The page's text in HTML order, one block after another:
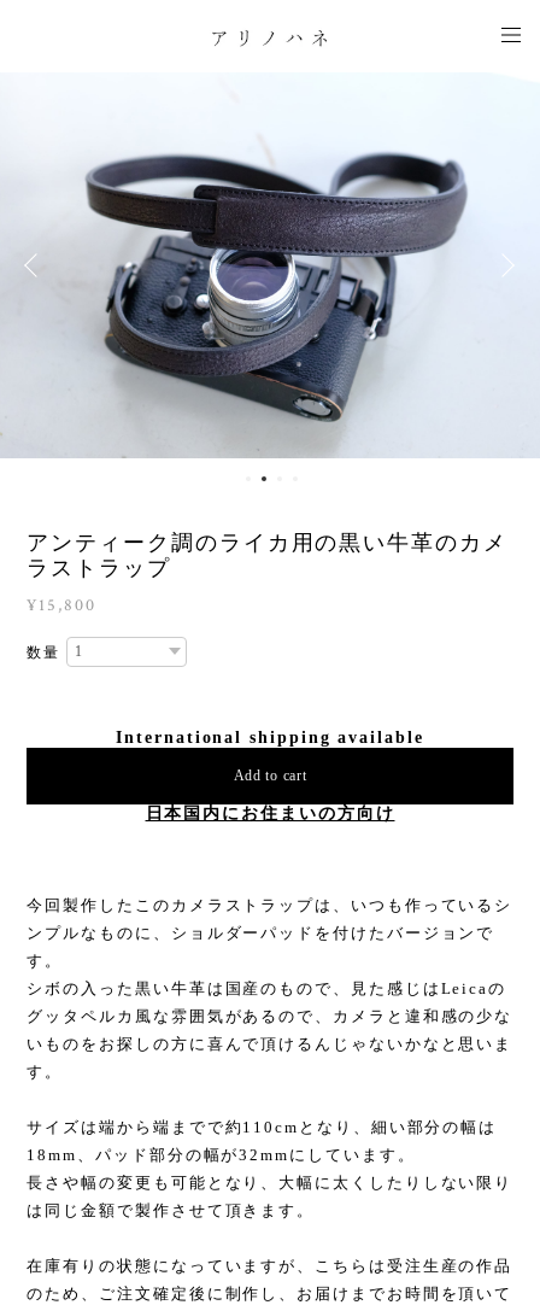
アンティーク調のライカ用の黒い牛革のカメ
ラストラップ
¥15,800
数量
International shipping available
Add to cart
日本国内にお住まいの方向け
今回製作したこのカメラストラップは、いつも作っているシ
ンプルなものに、ショルダーパッドを付けたバージョンで
す。
シボの入った黒い牛革は国産のもので、見た感じはLeicaの
グッタペルカ風な雰囲気があるので、カメラと違和感の少な
いものをお探しの方に喜んで頂けるんじゃないかなと思いま
す。
サイズは端から端までで約110cmとなり、細い部分の幅は
18mm、パッド部分の幅が32mmにしています。
長さや幅の変更も可能となり、大幅に太くしたりしない限り
は同じ金額で製作させて頂きます。
在庫有りの状態になっていますが、こちらは受注生産の作品
のため、ご注文確定後に制作し、お届けまでお時間を頂いて